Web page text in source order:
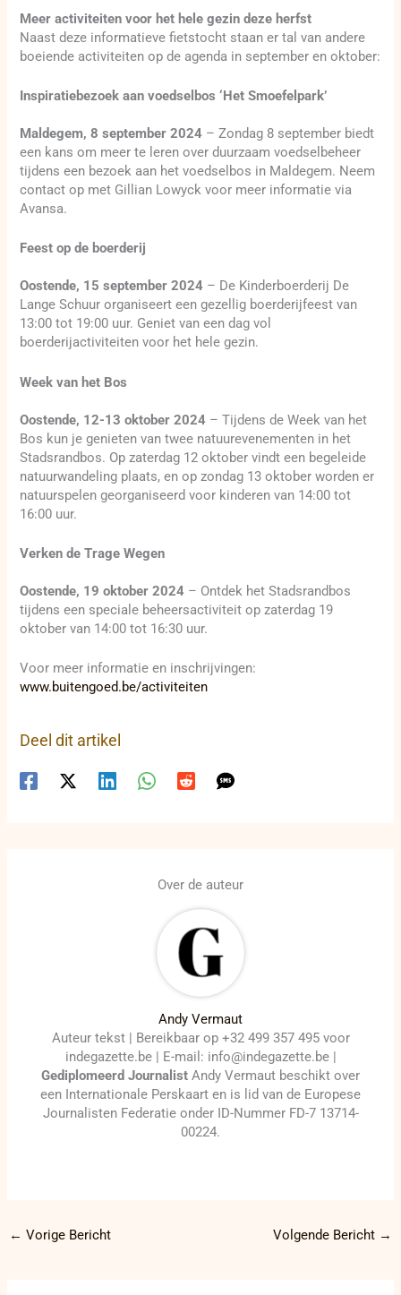
Meer activiteiten voor het hele gezin deze herfst
Naast deze informatieve fietstocht staan er tal van andere
boeiende activiteiten op de agenda in september en oktober:
Inspiratiebezoek aan voedselbos ‘Het Smoefelpark’
Maldegem, 8 september 2024 – Zondag 8 september biedt
een kans om meer te leren over duurzaam voedselbeheer
tijdens een bezoek aan het voedselbos in Maldegem. Neem
contact op met Gillian Lowyck voor meer informatie via
Avansa.
Feest op de boerderij
Oostende, 15 september 2024 – De Kinderboerderij De
Lange Schuur organiseert een gezellig boerderijfeest van
13:00 tot 19:00 uur. Geniet van een dag vol
boerderijactiviteiten voor het hele gezin.
Week van het Bos
Oostende, 12-13 oktober 2024 – Tijdens de Week van het
Bos kun je genieten van twee natuurevenementen in het
Stadsrandbos. Op zaterdag 12 oktober vindt een begeleide
natuurwandeling plaats, en op zondag 13 oktober worden er
natuurspelen georganiseerd voor kinderen van 14:00 tot
16:00 uur.
Verken de Trage Wegen
Oostende, 19 oktober 2024 – Ontdek het Stadsrandbos
tijdens een speciale beheersactiviteit op zaterdag 19
oktober van 14:00 tot 16:30 uur.
Voor meer informatie en inschrijvingen:
www.buitengoed.be/activiteiten
Deel dit artikel
Over de auteur
Andy Vermaut
Auteur tekst | Bereikbaar op +32 499 357 495 voor
indegazette.be | E-mail: info@indegazette.be |
Gediplomeerd Journalist Andy Vermaut beschikt over
een Internationale Perskaart en is lid van de Europese
Journalisten Federatie onder ID-Nummer FD-7 13714-
00224.
← Vorige Bericht Volgende Bericht →